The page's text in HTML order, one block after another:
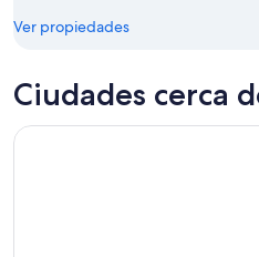
Ver propiedades
Ciudades cerca